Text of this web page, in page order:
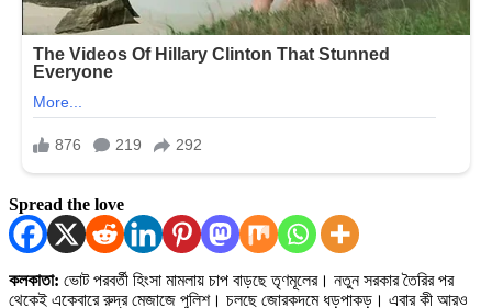
Spread the love
কলকাতা: ভোট পরবর্তী হিংসা মামলায় চাপ বাড়ছে তৃণমূলের। নতুন সরকার তৈরির পর
থেকেই একেবারে রুদ্র মেজাজে পুলিশ। চলছে জোরকদমে ধড়পাকড়। এবার কী আরও